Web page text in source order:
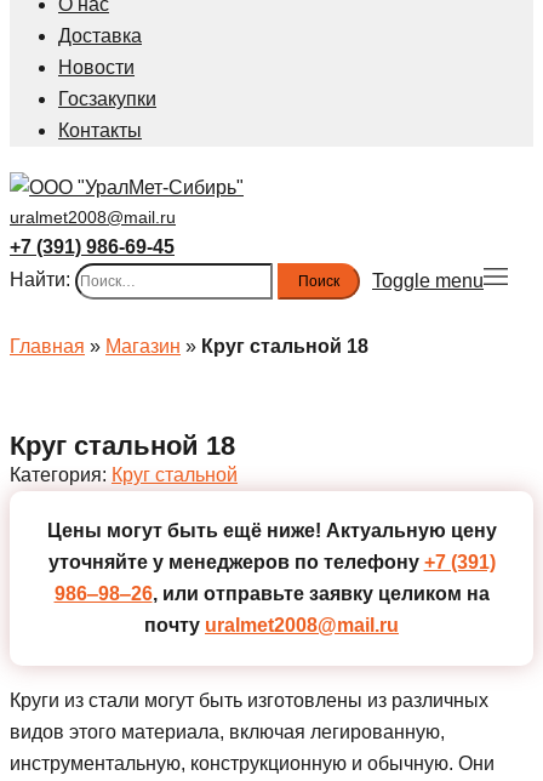
О нас
Доставка
Новости
Госзакупки
Контакты
uralmet2008@mail.ru
+7 (391) 986-69-45
Найти:
Toggle menu
Главная » Магазин » Круг стальной 18
Круг стальной 18
Категория: Круг стальной
Цены могут быть ещё ниже! Актуальную цену
уточняйте у менеджеров по телефону +7 (391)
986‒98‒26, или отправьте заявку целиком на
почту uralmet2008@mail.ru
Круги из стали могут быть изготовлены из различных
видов этого материала, включая легированную,
инструментальную, конструкционную и обычную. Они